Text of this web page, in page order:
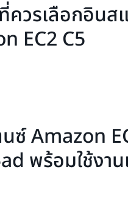
ควรเลือกอิน
EC2 C5
ซ์ Amazon
พร้อมใช้งา